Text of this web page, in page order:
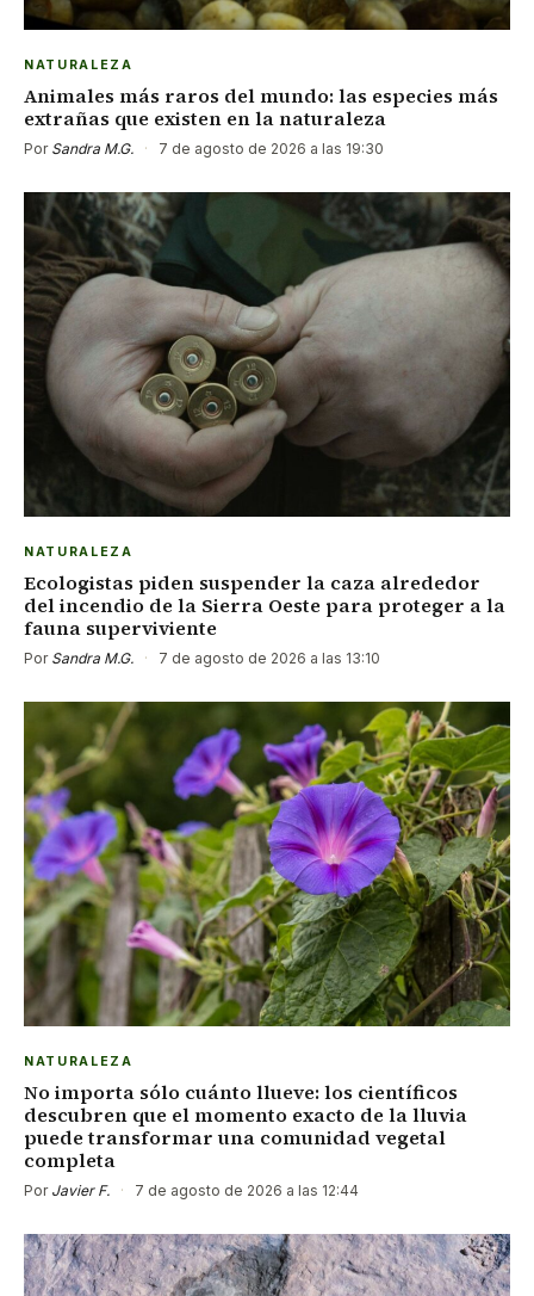
NATURALEZA
Animales más raros del mundo: las especies más
extrañas que existen en la naturaleza
Por Sandra M.G. · 7 de agosto de 2026 a las 19:30
NATURALEZA
Ecologistas piden suspender la caza alrededor
del incendio de la Sierra Oeste para proteger a la
fauna superviviente
Por Sandra M.G. · 7 de agosto de 2026 a las 13:10
NATURALEZA
No importa sólo cuánto llueve: los científicos
descubren que el momento exacto de la lluvia
puede transformar una comunidad vegetal
completa
Por Javier F. · 7 de agosto de 2026 a las 12:44